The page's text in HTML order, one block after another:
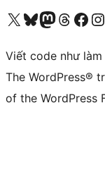
Truy cập tài khoản X (trước đây là Twitter) của chúng tôiVisit our Bluesky account
Visit our Mastodon account
Visit our Threads
Xem trang Facebook của chúng tôiTruy cập tài khoản
Viết code như làm
The WordPress®
of the WordPress